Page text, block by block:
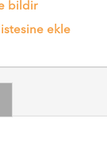
bildir
ekle